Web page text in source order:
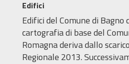
Edifici
Edifici del Comune di Bagno
cartografia di base del
Romagna deriva dallo
Regionale 2013.